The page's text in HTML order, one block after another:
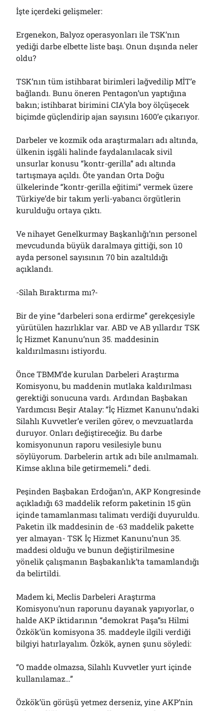
İşte içerdeki gelişmeler:
Ergenekon, Balyoz operasyonları ile TSK’nın
yediği darbe elbette liste başı. Onun dışında neler
oldu?
TSK’nın tüm istihbarat birimleri lağvedilip MİT’e
bağlandı. Bunu öneren Pentagon’un yaptığına
bakın; istihbarat birimini CIA’yla boy ölçüşecek
biçimde güçlendirip ajan sayısını 1600’e çıkarıyor.
Darbeler ve kozmik oda araştırmaları adı altında,
ülkenin işgâli halinde faydalanılacak sivil
unsurlar konusu “kontr-gerilla” adı altında
tartışmaya açıldı. Öte yandan Orta Doğu
ülkelerinde “kontr-gerilla eğitimi” vermek üzere
Türkiye’de bir takım yerli-yabancı örgütlerin
kurulduğu ortaya çıktı.
Ve nihayet Genelkurmay Başkanlığı’nın personel
mevcudunda büyük daralmaya gittiği, son 10
ayda personel sayısının 70 bin azaltıldığı
açıklandı.
-Silah Bıraktırma mı?-
Bir de yine “darbeleri sona erdirme” gerekçesiyle
yürütülen hazırlıklar var. ABD ve AB yıllardır TSK
İç Hizmet Kanunu’nun 35. maddesinin
kaldırılmasını istiyordu.
Önce TBMM’de kurulan Darbeleri Araştırma
Komisyonu, bu maddenin mutlaka kaldırılması
gerektiği sonucuna vardı. Ardından Başbakan
Yardımcısı Beşir Atalay: “İç Hizmet Kanunu’ndaki
Silahlı Kuvvetler’e verilen görev, o mevzuatlarda
duruyor. Onları değiştireceğiz. Bu darbe
komisyonunun raporu vesilesiyle bunu
söylüyorum. Darbelerin artık adı bile anılmamalı.
Kimse aklına bile getirmemeli.” dedi.
Peşinden Başbakan Erdoğan’ın, AKP Kongresinde
açıkladığı 63 maddelik reform paketinin 15 gün
içinde tamamlanması talimatı verdiği duyuruldu.
Paketin ilk maddesinin de -63 maddelik pakette
yer almayan- TSK İç Hizmet Kanunu’nun 35.
maddesi olduğu ve bunun değiştirilmesine
yönelik çalışmanın Başbakanlık’ta tamamlandığı
da belirtildi.
Madem ki, Meclis Darbeleri Araştırma
Komisyonu’nun raporunu dayanak yapıyorlar, o
halde AKP iktidarının “demokrat Paşa”sı Hilmi
Özkök’ün komisyona 35. maddeyle ilgili verdiği
bilgiyi hatırlayalım. Özkök, aynen şunu söyledi:
“O madde olmazsa, Silahlı Kuvvetler yurt içinde
kullanılamaz…”
Özkök’ün görüşü yetmez derseniz, yine AKP’nin